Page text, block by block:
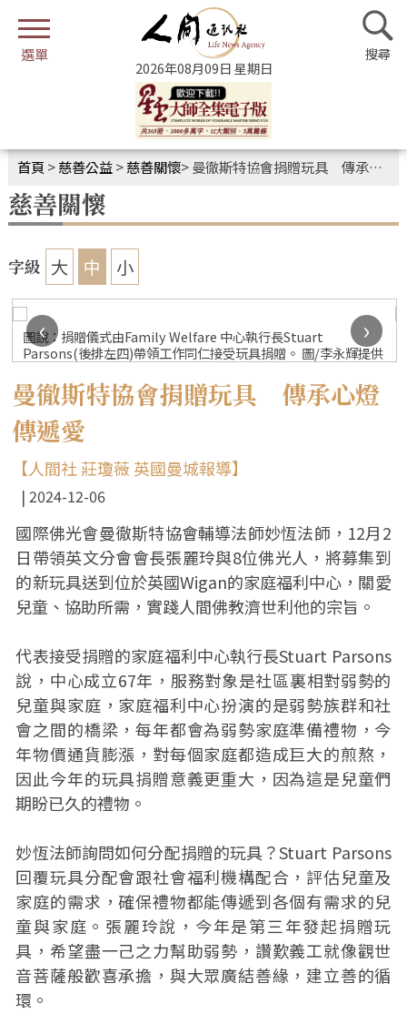
2026年08月09日 星期日
首頁 >慈善公益>慈善關懷>曼徹斯特協會捐贈玩具 傳承心燈傳遞愛
慈善關懷
字級 大 中 小
圖說：捐贈儀式由Family Welfare 中心執行長Stuart
Parsons(後排左四)帶領工作同仁接受玩具捐贈。 圖/李永輝提供
‹
›
曼徹斯特協會捐贈玩具 傳承心燈
傳遞愛
【人間社 莊瓊薇 英國曼城報導】
2024-12-06
國際佛光會曼徹斯特協會輔導法師妙恆法師，12月2
日帶領英文分會會長張麗玲與8位佛光人，將募集到
的新玩具送到位於英國Wigan的家庭福利中心，關愛
兒童、協助所需，實踐人間佛教濟世利他的宗旨。
代表接受捐贈的家庭福利中心執行長Stuart Parsons
說，中心成立67年，服務對象是社區裏相對弱勢的
兒童與家庭，家庭福利中心扮演的是弱勢族群和社
會之間的橋梁，每年都會為弱勢家庭準備禮物，今
年物價通貨膨漲，對每個家庭都造成巨大的煎熬，
因此今年的玩具捐贈意義更重大，因為這是兒童們
期盼已久的禮物。
妙恆法師詢問如何分配捐贈的玩具？Stuart Parsons
回覆玩具分配會跟社會福利機構配合，評估兒童及
家庭的需求，確保禮物都能傳遞到各個有需求的兒
童與家庭。張麗玲說，今年是第三年發起捐贈玩
具，希望盡一己之力幫助弱勢，讚歎義工就像觀世
音菩薩般歡喜承擔，與大眾廣結善緣，建立善的循
環。